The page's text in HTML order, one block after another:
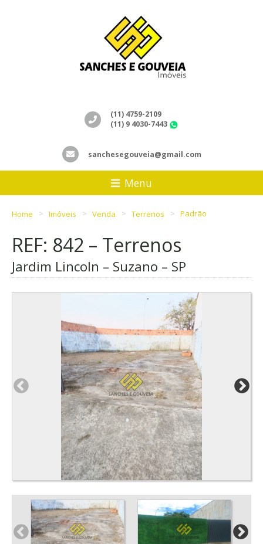
(11) 4759-2109
(11) 9 4030-7443
sanchesegouveia@gmail.com
Menu
Home Imóveis Venda Terrenos Padrão
REF: 842 – Terrenos
Jardim Lincoln – Suzano – SP